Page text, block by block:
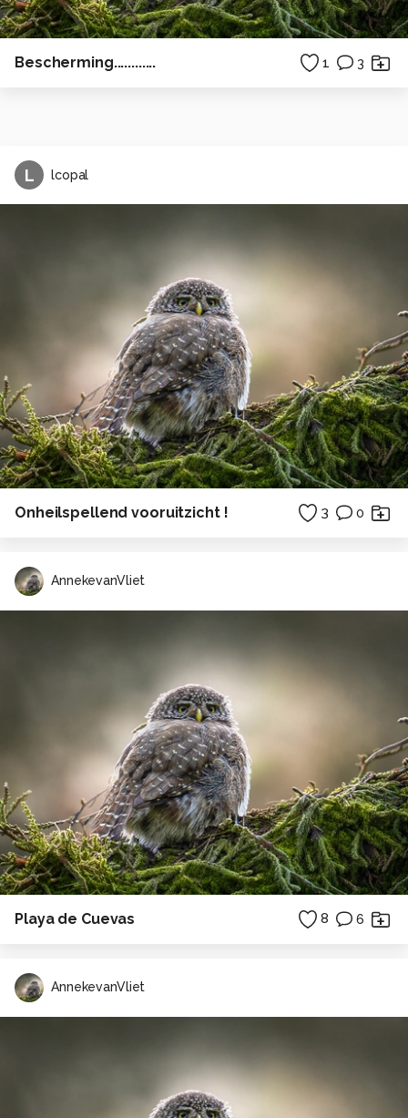
Bescherming............ 1 3
L lcopal
Onheilspellend vooruitzicht ! 3 0
AnnekevanVliet
Playa de Cuevas 8 6
AnnekevanVliet